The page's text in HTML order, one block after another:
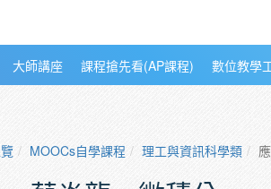
大師講座 課程搶先看(AP課程) 數位教學
MOOCs自學課程 理工與資訊科學類